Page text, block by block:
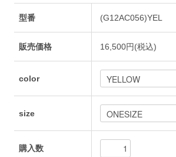
型番 (G12AC056)YEL
販売価格 16,500円(税込)
color
size
購入数